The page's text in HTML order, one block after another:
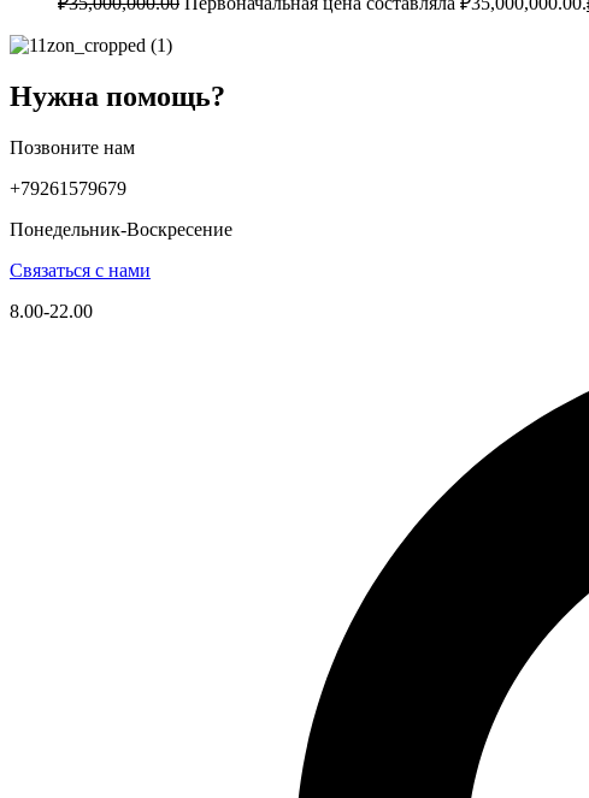
Нужна помощь?
Позвоните нам
+79261579679
Понедельник-Воскресение
Связаться с нами
8.00-22.00